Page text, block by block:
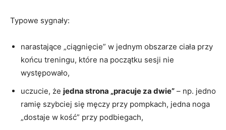
Typowe sygnały:
narastające „ciągnięcie” w jednym obszarze ciała przy
końcu treningu, które na początku sesji nie
występowało,
uczucie, że jedna strona „pracuje za dwie” – np. jedno
ramię szybciej się męczy przy pompkach, jedna noga
„dostaje w kość” przy podbiegach,